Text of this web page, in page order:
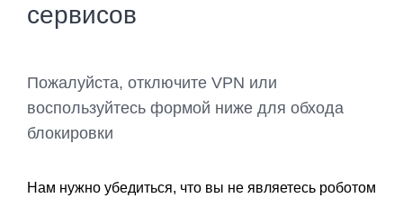
сервисов
Пожалуйста, отключите VPN или
воспользуйтесь формой ниже для обхода
блокировки
Нам нужно убедиться, что вы не являетесь роботом